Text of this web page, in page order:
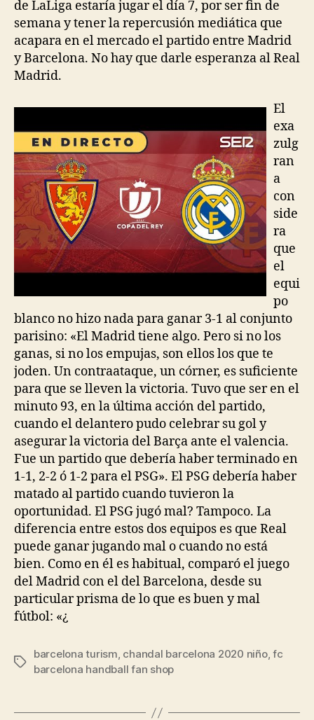
de LaLiga estaría jugar el día 7, por ser fin de
semana y tener la repercusión mediática que
acapara en el mercado el partido entre Madrid
y Barcelona. No hay que darle esperanza al Real
Madrid.
El
exa
zulg
ran
a
con
side
ra
que
el
equi
po
blanco no hizo nada para ganar 3-1 al conjunto
parisino: «El Madrid tiene algo. Pero si no los
ganas, si no los empujas, son ellos los que te
joden. Un contraataque, un córner, es suficiente
para que se lleven la victoria. Tuvo que ser en el
minuto 93, en la última acción del partido,
cuando el delantero pudo celebrar su gol y
asegurar la victoria del Barça ante el valencia.
Fue un partido que debería haber terminado en
1-1, 2-2 ó 1-2 para el PSG». El PSG debería haber
matado al partido cuando tuvieron la
oportunidad. El PSG jugó mal? Tampoco. La
diferencia entre estos dos equipos es que Real
puede ganar jugando mal o cuando no está
bien. Como en él es habitual, comparó el juego
del Madrid con el del Barcelona, desde su
particular prisma de lo que es buen y mal
fútbol: «¿
Etiquetas
barcelona turism, chandal barcelona 2020 niño,fc
barcelona handball fan shop